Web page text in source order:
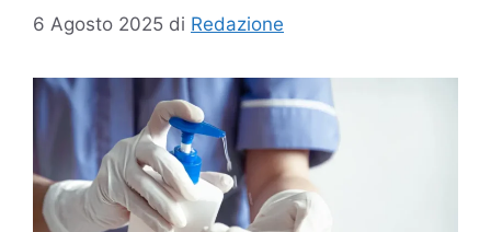
6 Agosto 2025 di Redazione